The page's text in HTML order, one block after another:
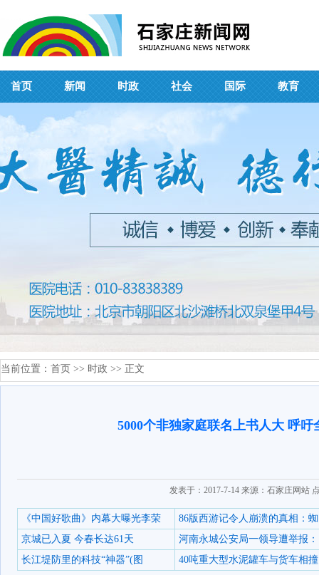
首页 新闻 时政 社会 国际 教育
当前位置： 首页 >> 时政 >> 正文
5000个非独家庭联名上书人大 呼吁
发表于：2017-7-14 来源：石家庄网站
《中国好歌曲》内幕大曝光李荣
86版西游记令人崩溃的真相：蜘
京城已入夏 今春长达61天
河南永城公安局一领导遭举报：
长江堤防里的科技“神器”(图
40吨重大型水泥罐车与货车相撞